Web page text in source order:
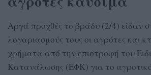
Αργά προχθές το βράδυ (2/4) είδαν
λογαριασμούς τους οι αγρότες και
χρήματα από την επιστροφή του
Κατανάλωσης (ΕΦΚ) για το